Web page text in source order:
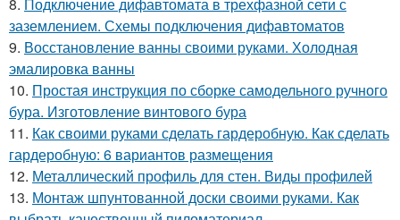
заземлением. Схемы подключения дифавтоматов
9. Восстановление ванны своими руками. Холодная
эмалировка ванны
10. Простая инструкция по сборке самодельного ручного
бура. Изготовление винтового бура
11. Как своими руками сделать гардеробную. Как сделать
гардеробную: 6 вариантов размещения
12. Металлический профиль для стен. Виды профилей
13. Монтаж шпунтованной доски своими руками. Как